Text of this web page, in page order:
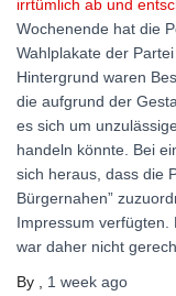
irrtümlich ab und
Wochenende hat die
Wahlplakate der
Hintergrund waren
die aufgrund der
es sich um
handeln könnte. Bei
sich heraus, dass die
Bürgernahen”
Impressum verfügten.
war daher nicht
By
1 week ago